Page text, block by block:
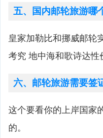
五、国内邮轮旅游哪
皇家加勒比和挪威邮轮
考究 地中海和歌诗达性
六、邮轮旅游需要签
这个要看你的上岸国家
的。